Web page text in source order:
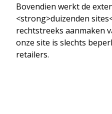
Bovendien werkt de
<strong>duizenden
rechtstreeks aanmaken
onze site is slechts
retailers.